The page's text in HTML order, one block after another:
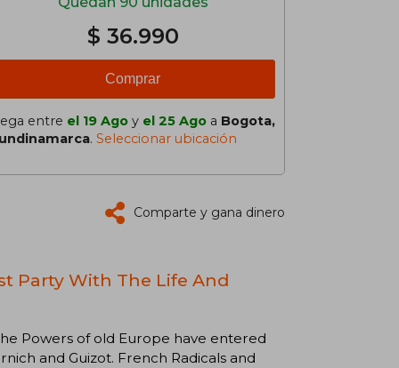
$ 36.990
Comprar
entre el 19 Ago y el 25 Ago a Bogota,
. Seleccionar ubicación
Comparte y gana dinero
Party With The Life And
Powers of old Europe have entered
and Guizot. French Radicals and